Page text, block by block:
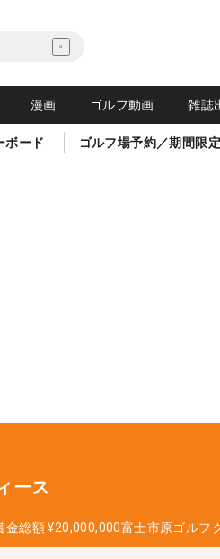
漫画 ゴルフ動画 雑誌
ード ゴルフ場予約／期間限
ース
金総額 ¥20,000,000富士市原ゴルフ